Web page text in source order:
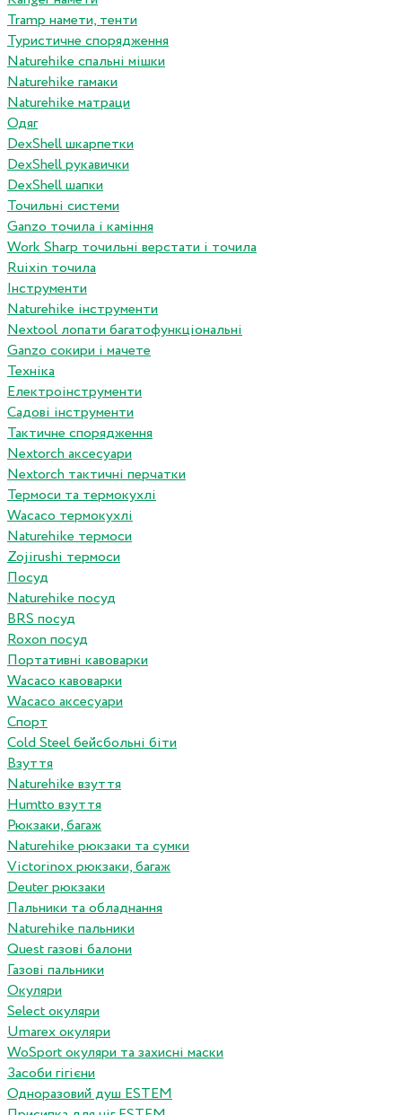
Tramp намети, тенти
Туристичне спорядження
Naturehike спальні мішки
Naturehike гамаки
Naturehike матраци
Одяг
DexShell шкарпетки
DexShell рукавички
DexShell шапки
Точильні системи
Ganzo точила і каміння
Work Sharp точильні верстати і точила
Ruixin точила
Інструменти
Naturehike інструменти
Nextool лопати багатофункціональні
Ganzo сокири і мачете
Техніка
Електроінструменти
Садові інструменти
Тактичне спорядження
Nextorch аксесуари
Nextorch тактичні перчатки
Термоси та термокухлі
Wacaco термокухлі
Naturehike термоси
Zojirushi термоси
Посуд
Naturehike посуд
BRS посуд
Roxon посуд
Портативні кавоварки
Wacaco кавоварки
Wacaco аксесуари
Спорт
Cold Steel бейсбольні біти
Взуття
Naturehike взуття
Humtto взуття
Рюкзаки, багаж
Naturehike рюкзаки та сумки
Victorinox рюкзаки, багаж
Deuter рюкзаки
Пальники та обладнання
Naturehike пальники
Quest газові балони
Газові пальники
Окуляри
Select окуляри
Umarex окуляри
WoSport окуляри та захисні маски
Засоби гігієни
Одноразовий душ ESTEM